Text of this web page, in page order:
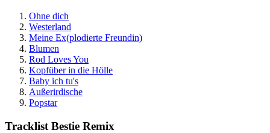
Ohne dich
Westerland
Meine Ex(plodierte Freundin)
Blumen
Rod Loves You
Kopfüber in die Hölle
Baby ich tu's
Außerirdische
Popstar
Tracklist Bestie Remix